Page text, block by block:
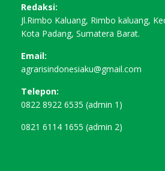
Redaksi:
Jl.Rimbo Kaluang, Rimbo kaluang,
Kota Padang, Sumatera Barat.
Email:
agrarisindonesiaku@gmail.com
Telepon:
0822 8922 6535 (admin 1)
0821 6114 1655 (admin 2)